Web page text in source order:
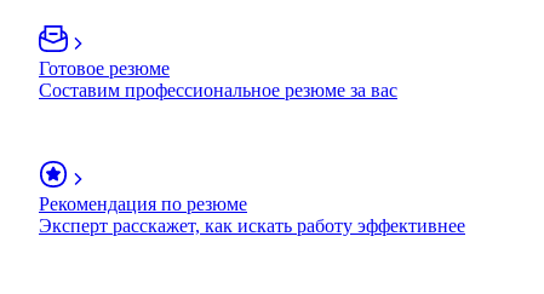
Готовое резюме
Составим профессиональное резюме за вас
Рекомендация по резюме
Эксперт расскажет, как искать работу эффективнее